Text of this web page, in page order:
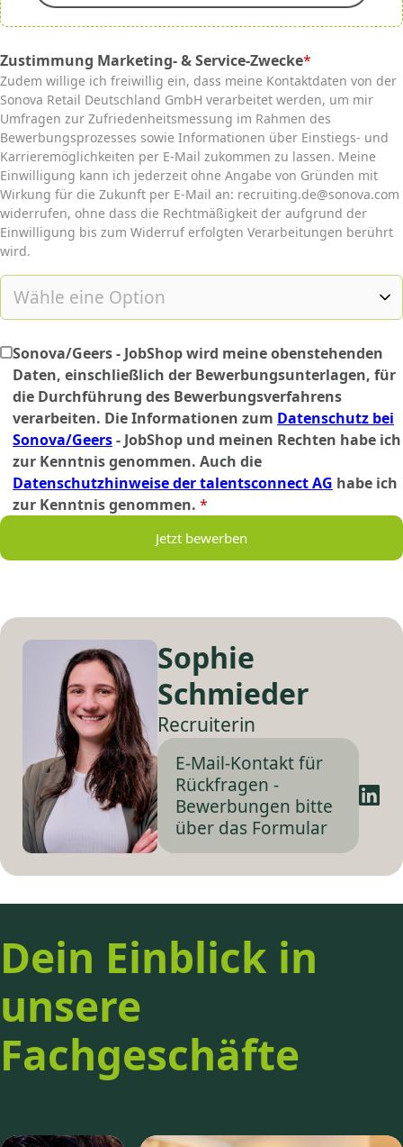
Zustimmung Marketing- & Service-Zwecke*
(required)
Zudem willige ich freiwillig ein, dass meine Kontaktdaten von der
Sonova Retail Deutschland GmbH verarbeitet werden, um mir
Umfragen zur Zufriedenheitsmessung im Rahmen des
Bewerbungsprozesses sowie Informationen über Einstiegs- und
Karrieremöglichkeiten per E-Mail zukommen zu lassen. Meine
Einwilligung kann ich jederzeit ohne Angabe von Gründen mit
Wirkung für die Zukunft per E-Mail an: recruiting.de@sonova.com
widerrufen, ohne dass die Rechtmäßigkeit der aufgrund der
Einwilligung bis zum Widerruf erfolgten Verarbeitungen berührt
wird.
Sonova/Geers - JobShop wird meine obenstehenden
Daten, einschließlich der Bewerbungsunterlagen, für
die Durchführung des Bewerbungsverfahrens
verarbeiten. Die Informationen zum Datenschutz bei
Sonova/Geers- JobShop und meinen Rechten habe ich
zur Kenntnis genommen. Auch die
Datenschutzhinweise der talentsconnect AG habe ich
zur Kenntnis genommen. *
Jetzt bewerben
Sophie
Schmieder
Recruiterin
E-Mail-Kontakt für
Rückfragen -
Bewerbungen bitte
über das Formular
Dein Einblick in
unsere
Fachgeschäfte